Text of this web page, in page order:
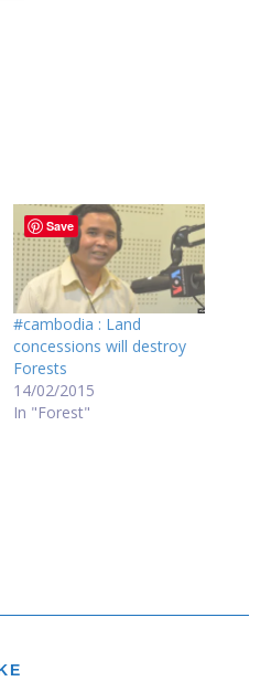
#cambodia : Land
concessions will destroy
Forests
14/02/2015
In "Forest"
Save